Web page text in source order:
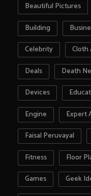
Beautiful Pictures
Building
Celebrity
Cloth
Deals
Death
Devices
Engine
Expert
Faisal Peruvayal
Fitness
Floor
Games
Geek